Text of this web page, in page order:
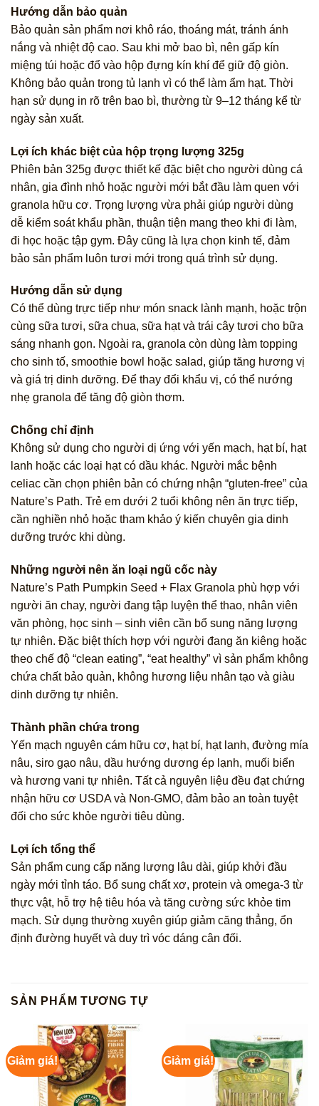
Hướng dẫn bảo quản
Bảo quản sản phẩm nơi khô ráo, thoáng mát, tránh ánh
nắng và nhiệt độ cao. Sau khi mở bao bì, nên gấp kín
miệng túi hoặc đổ vào hộp đựng kín khí để giữ độ giòn.
Không bảo quản trong tủ lạnh vì có thể làm ẩm hạt. Thời
hạn sử dụng in rõ trên bao bì, thường từ 9–12 tháng kể từ
ngày sản xuất.
Lợi ích khác biệt của hộp trọng lượng 325g
Phiên bản 325g được thiết kế đặc biệt cho người dùng cá
nhân, gia đình nhỏ hoặc người mới bắt đầu làm quen với
granola hữu cơ. Trọng lượng vừa phải giúp người dùng
dễ kiểm soát khẩu phần, thuận tiện mang theo khi đi làm,
đi học hoặc tập gym. Đây cũng là lựa chọn kinh tế, đảm
bảo sản phẩm luôn tươi mới trong quá trình sử dụng.
Hướng dẫn sử dụng
Có thể dùng trực tiếp như món snack lành mạnh, hoặc trộn
cùng sữa tươi, sữa chua, sữa hạt và trái cây tươi cho bữa
sáng nhanh gọn. Ngoài ra, granola còn dùng làm topping
cho sinh tố, smoothie bowl hoặc salad, giúp tăng hương vị
và giá trị dinh dưỡng. Để thay đổi khẩu vị, có thể nướng
nhẹ granola để tăng độ giòn thơm.
Chống chỉ định
Không sử dụng cho người dị ứng với yến mạch, hạt bí, hạt
lanh hoặc các loại hạt có dầu khác. Người mắc bệnh
celiac cần chọn phiên bản có chứng nhận “gluten-free” của
Nature’s Path. Trẻ em dưới 2 tuổi không nên ăn trực tiếp,
cần nghiền nhỏ hoặc tham khảo ý kiến chuyên gia dinh
dưỡng trước khi dùng.
Những người nên ăn loại ngũ cốc này
Nature’s Path Pumpkin Seed + Flax Granola phù hợp với
người ăn chay, người đang tập luyện thể thao, nhân viên
văn phòng, học sinh – sinh viên cần bổ sung năng lượng
tự nhiên. Đặc biệt thích hợp với người đang ăn kiêng hoặc
theo chế độ “clean eating”, “eat healthy” vì sản phẩm không
chứa chất bảo quản, không hương liệu nhân tạo và giàu
dinh dưỡng tự nhiên.
Thành phần chứa trong
Yến mạch nguyên cám hữu cơ, hạt bí, hạt lanh, đường mía
nâu, siro gạo nâu, dầu hướng dương ép lạnh, muối biển
và hương vani tự nhiên. Tất cả nguyên liệu đều đạt chứng
nhận hữu cơ USDA và Non-GMO, đảm bảo an toàn tuyệt
đối cho sức khỏe người tiêu dùng.
Lợi ích tổng thể
Sản phẩm cung cấp năng lượng lâu dài, giúp khởi đầu
ngày mới tỉnh táo. Bổ sung chất xơ, protein và omega-3 từ
thực vật, hỗ trợ hệ tiêu hóa và tăng cường sức khỏe tim
mạch. Sử dụng thường xuyên giúp giảm căng thẳng, ổn
định đường huyết và duy trì vóc dáng cân đối.
SẢN PHẨM TƯƠNG TỰ
Giảm giá! Giảm giá!